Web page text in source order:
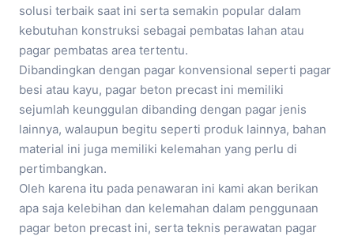
solusi terbaik saat ini serta semakin popular dalam
kebutuhan konstruksi sebagai pembatas lahan atau
pagar pembatas area tertentu.
Dibandingkan dengan pagar konvensional seperti pagar
besi atau kayu, pagar beton precast ini memiliki
sejumlah keunggulan dibanding dengan pagar jenis
lainnya, walaupun begitu seperti produk lainnya, bahan
material ini juga memiliki kelemahan yang perlu di
pertimbangkan.
Oleh karena itu pada penawaran ini kami akan berikan
apa saja kelebihan dan kelemahan dalam penggunaan
pagar beton precast ini, serta teknis perawatan pagar